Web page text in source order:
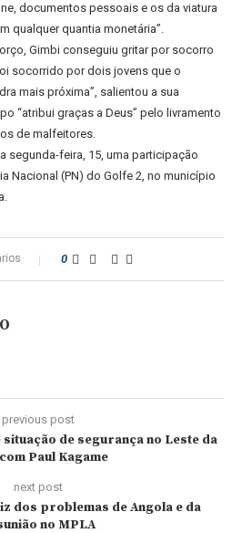
documentos pessoais e os da viatura
qualquer quantia monetária”.
Gimbi conseguiu gritar por socorro
socorrido por dois jovens que o
mais próxima”, salientou a sua
“atribui graças a Deus” pelo livramento
de malfeitores.
segunda-feira, 15, uma participação
Nacional (PN) do Golfe 2, no município
0
previous post
de segurança no Leste da
Paul Kagame
next post
dos problemas de Angola e da
no MPLA